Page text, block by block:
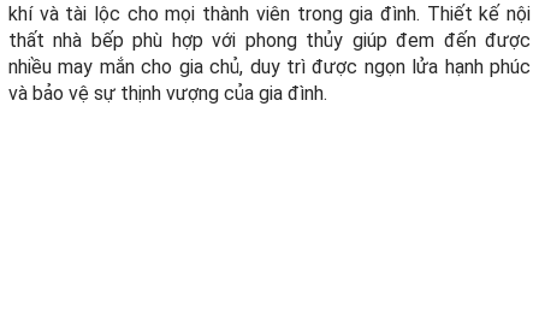
khí và tài lộc cho mọi thành viên trong gia đình. Thiết kế nội
thất nhà bếp phù hợp với phong thủy giúp đem đến được
nhiều may mắn cho gia chủ, duy trì được ngọn lửa hạnh phúc
và bảo vệ sự thịnh vượng của gia đình.